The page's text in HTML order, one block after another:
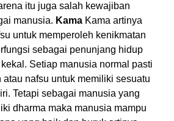
itu juga salah kewajiban
manusia. Kama Kama artinya
untuk memperoleh kenikmatan
sebagai penunjang hidup
Setiap manusia normal pasti
nafsu untuk memiliki sesuatu
Tetapi sebagai manusia yang
dharma maka manusia mampu